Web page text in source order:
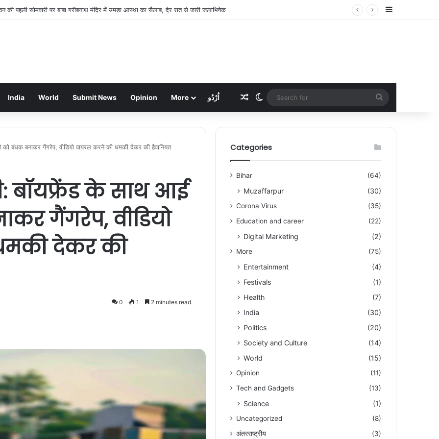
नहर का तटबंध टूटा, सैकड़ों एकड़ धान की फसलें जलमग्न; किसानों में चिंता
India World Submit News Opinion More اُرْدُو Random Article
Switch skin
for
को बंधक बनाकर गैंगरेप, वीडियो वायरल करने की धमकी देकर की हैवानियत
बॉयफ्रेंड के साथ आई
गैंगरेप, वीडियो
देकर की
0 1 2 minutes read
Categories
Bihar (64)
Muzaffarpur (30)
Corona Virus
(35)
Education and career
(22)
Digital Marketing (2)
More (75)
Entertainment
(4)
Festivals
(1)
Health
(7)
India
(30)
Politics
(20)
Society and Culture
(14)
World
(15)
Opinion
(11)
Tech and Gadgets
(13)
Science (1)
Uncategorized
(8)
अंतरराष्ट्रीय
(3)